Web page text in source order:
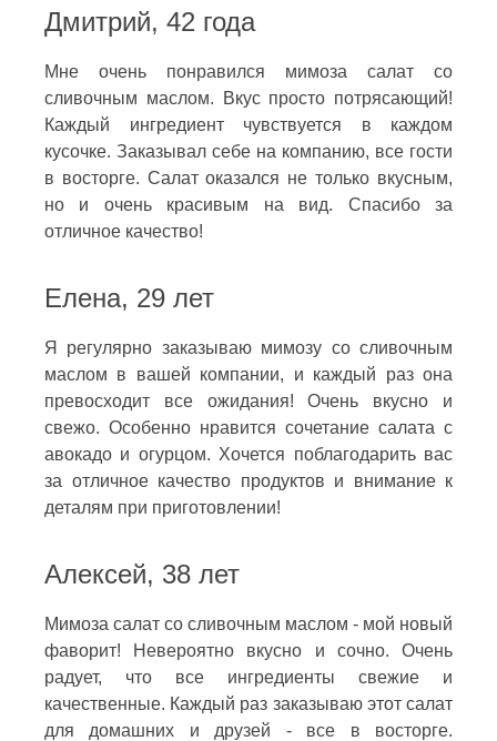
Дмитрий, 42 года
Мне очень понравился мимоза салат со
сливочным маслом. Вкус просто потрясающий!
Каждый ингредиент чувствуется в каждом
кусочке. Заказывал себе на компанию, все гости
в восторге. Салат оказался не только вкусным,
но и очень красивым на вид. Спасибо за
отличное качество!
Елена, 29 лет
Я регулярно заказываю мимозу со сливочным
маслом в вашей компании, и каждый раз она
превосходит все ожидания! Очень вкусно и
свежо. Особенно нравится сочетание салата с
авокадо и огурцом. Хочется поблагодарить вас
за отличное качество продуктов и внимание к
деталям при приготовлении!
Алексей, 38 лет
Мимоза салат со сливочным маслом - мой новый
фаворит! Невероятно вкусно и сочно. Очень
радует, что все ингредиенты свежие и
качественные. Каждый раз заказываю этот салат
для домашних и друзей - все в восторге.